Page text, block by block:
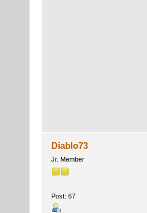
Diablo73
Jr. Member
Post: 67